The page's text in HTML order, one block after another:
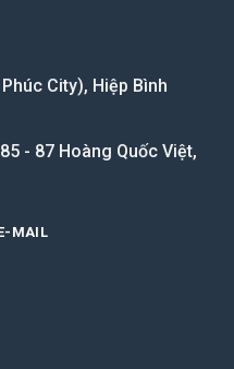
City), Hiệp Bình
- 87 Hoàng Quốc Việt,
MAIL